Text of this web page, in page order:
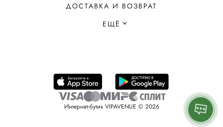
ДОСТАВКА И ВОЗВРАТ
ЕЩЁ
Интернет-бутик VIPAVENUE © 2026